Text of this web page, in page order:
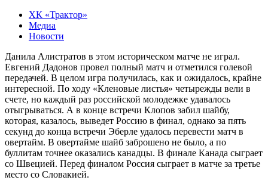
ХК «Трактор»
Медиа
Новости
Данила Алистратов в этом историческом матче не играл.
Евгений Дадонов провел полный матч и отметился голевой
передачей. В целом игра получилась, как и ожидалось, крайне
интересной. По ходу «Кленовые листья» четырежды вели в
счете, но каждый раз российской молодежке удавалось
отыгрываться. А в конце встречи Клопов забил шайбу,
которая, казалось, выведет Россию в финал, однако за пять
секунд до конца встречи Эберле удалось перевести матч в
овертайм. В овертайме шайб заброшено не было, а по
буллитам точнее оказались канадцы. В финале Канада сыграет
со Швецией. Перед финалом Россия сыграет в матче за третье
место со Словакией.